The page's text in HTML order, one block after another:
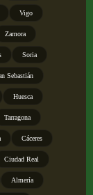
Vigo
Zamora
Soria
Sebastián
Huesca
Tarragona
Cáceres
Ciudad Real
Almería